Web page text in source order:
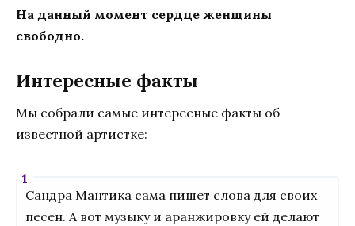
На данный момент сердце женщины
свободно.
Интересные факты
Мы собрали самые интересные факты об
известной артистке:
Сандра Мантика сама пишет слова для своих
песен. А вот музыку и аранжировку ей делают